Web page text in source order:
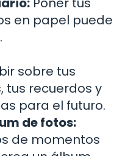
en papel puede
sobre tus
tus recuerdos y
para el futuro.
de fotos:
de momentos